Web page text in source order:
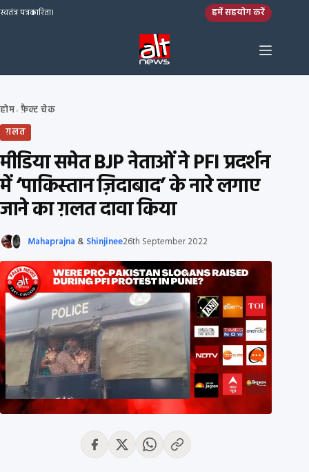
Skip to content
स्वतंत्र पत्रकारिता। हमें सहयोग करें
होम› फ़ैक्ट चेक
ग़लत
मीडिया समेत BJP नेताओं ने PFI प्रदर्शन
में ‘पाकिस्तान ज़िदाबाद’ के नारे लगाए
जाने का ग़लत दावा किया
Mahaprajna & Shinjinee26th September 2022